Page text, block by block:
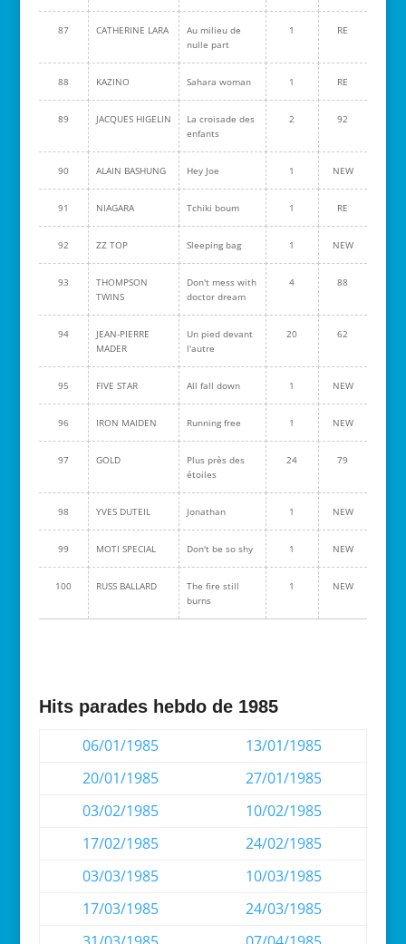
87 CATHERINE LARA
Au milieu de
nulle part
1 RE
88 KAZINO Sahara woman 1 RE
89 JACQUES HIGELIN
La croisade des
enfants
2 92
90 ALAIN BASHUNG Hey Joe 1 NEW
91 NIAGARA Tchiki boum 1 RE
92 ZZ TOP Sleeping bag 1 NEW
93
THOMPSON
TWINS
Don't mess with
doctor dream
4 88
94
JEAN-PIERRE
MADER
Un pied devant
l'autre
20 62
95 FIVE STAR All fall down 1 NEW
96 IRON MAIDEN Running free 1 NEW
97 GOLD
Plus près des
étoiles
24 79
98 YVES DUTEIL Jonathan 1 NEW
99 MOTI SPECIAL Don't be so shy 1 NEW
100 RUSS BALLARD
The fire still
burns
1 NEW
Hits parades hebdo de 1985
06/01/1985
13/01/1985
20/01/1985
27/01/1985
03/02/1985
10/02/1985
17/02/1985
24/02/1985
03/03/1985
10/03/1985
17/03/1985
24/03/1985